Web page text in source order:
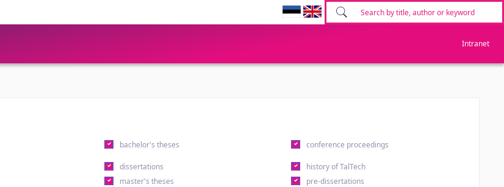
Intranet
bachelor's theses conference proceedings
dissertations
history of TalTech
master's theses
pre-dissertations